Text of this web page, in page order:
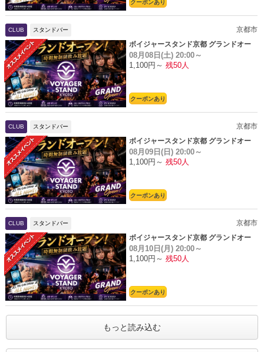
クーポンあり
CLUB スタンドバー
京都市
ボイジャースタンド京都 グランドオー
プン
08月08日(土) 20:00～
1,100円～ 残50人
クーポンあり
CLUB スタンドバー
京都市
ボイジャースタンド京都 グランドオー
プン
08月09日(日) 20:00～
1,100円～ 残50人
クーポンあり
CLUB スタンドバー
京都市
ボイジャースタンド京都 グランドオー
プン
08月10日(月) 20:00～
1,100円～ 残50人
クーポンあり
もっと読み込む